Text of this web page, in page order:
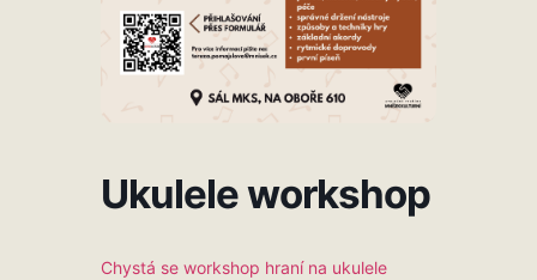
Ukulele workshop
Chystá se workshop hraní na ukulele